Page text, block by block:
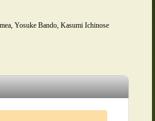
Yosuke Bando, Kasumi Ichinose